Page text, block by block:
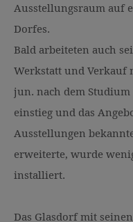
Ausstellungsraum auf
Dorfes.
Bald arbeiteten auch
Werkstatt und Verkauf
jun. nach dem
einstieg und das
Ausstellungen
erweiterte, wurde
installiert.
Das Glasdorf mit